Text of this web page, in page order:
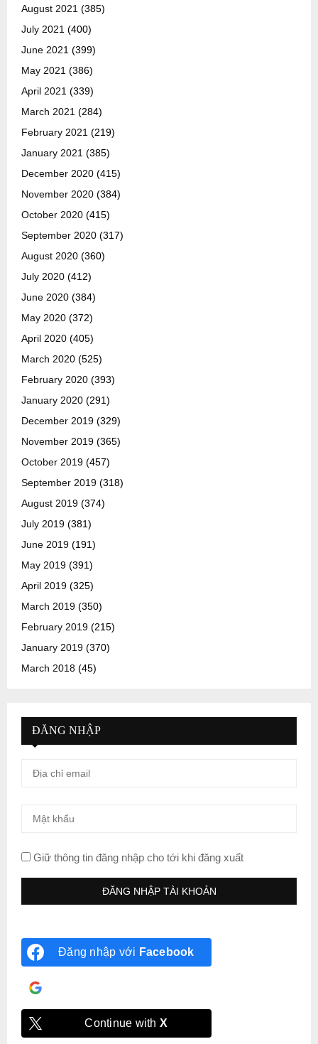
August 2021 (385)
July 2021 (400)
June 2021 (399)
May 2021 (386)
April 2021 (339)
March 2021 (284)
February 2021 (219)
January 2021 (385)
December 2020 (415)
November 2020 (384)
October 2020 (415)
September 2020 (317)
August 2020 (360)
July 2020 (412)
June 2020 (384)
May 2020 (372)
April 2020 (405)
March 2020 (525)
February 2020 (393)
January 2020 (291)
December 2019 (329)
November 2019 (365)
October 2019 (457)
September 2019 (318)
August 2019 (374)
July 2019 (381)
June 2019 (191)
May 2019 (391)
April 2019 (325)
March 2019 (350)
February 2019 (215)
January 2019 (370)
March 2018 (45)
ĐĂNG NHẬP
Giữ thông tin đăng nhập cho tới khi đăng xuất
Đăng nhập với Facebook
Continue with X